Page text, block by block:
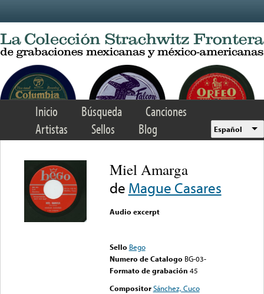
Inicio Búsqueda
Canciones
Artistas
Sellos Blog Español
Miel Amarga
de Mague Casares
Audio excerpt
Sello Bego
Numero de Catalogo BG-03-
Formato de grabación 45
Compositor Sánchez, Cuco